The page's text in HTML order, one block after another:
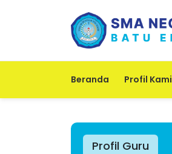
Beranda Profil Kami
Profil Guru